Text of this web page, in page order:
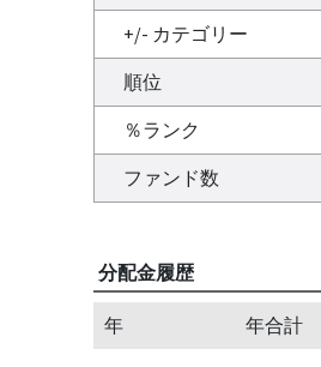
+/- カテゴリー
順位
％ランク
ファンド数
分配金履歴
年 年合計